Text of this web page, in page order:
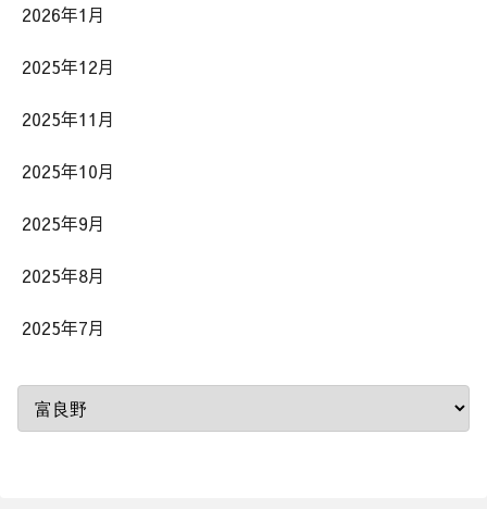
2026年1月
2025年12月
2025年11月
2025年10月
2025年9月
2025年8月
2025年7月